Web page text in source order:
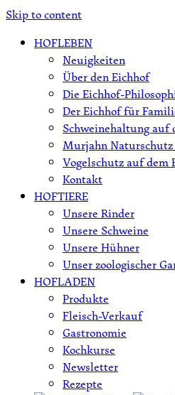
Skip to content
HOFLEBEN
Neuigkeiten
Über den Eichhof
Die Eichhof-
Der Eichhof für
Schweinehaltung auf
Murjahn
Vogelschutz auf dem
Kontakt
HOFTIERE
Unsere Rinder
Unsere Schweine
Unsere Hühner
Unser zoologischer
HOFLADEN
Produkte
Fleisch-Verkauf
Gastronomie
Kochkurse
Newsletter
Rezepte